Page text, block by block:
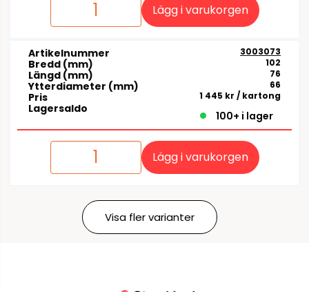
Lägg i varukorgen
Artikelnummer 3003073
Bredd (mm) 102
Längd (mm) 76
Ytterdiameter (mm) 66
Pris 1 445 kr / kartong
Lagersaldo
100+ i lager
Lägg i varukorgen
Visa fler varianter